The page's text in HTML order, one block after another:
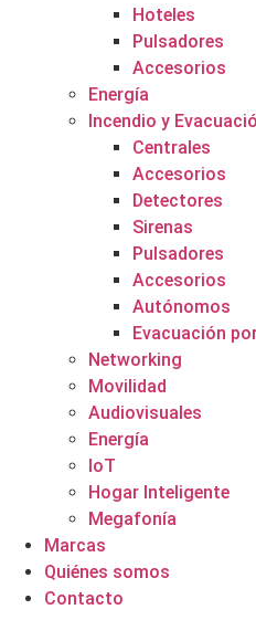
Hoteles
Pulsadores
Accesorios
Energía
Incendio y
Centrales
Accesorios
Detectores
Sirenas
Pulsadores
Accesorios
Autónomos
Evacuación
Networking
Movilidad
Audiovisuales
Energía
IoT
Hogar Inteligente
Megafonía
Marcas
Quiénes somos
Contacto